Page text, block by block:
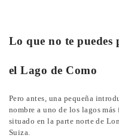
Lo que no te puedes
el Lago de Como
Pero antes, una pequeña
nombre a uno de los lagos
situado en la parte norte de
Suiza.